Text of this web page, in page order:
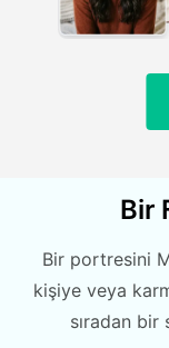
Bir
Bir portresini
kişiye veya
sıradan bir